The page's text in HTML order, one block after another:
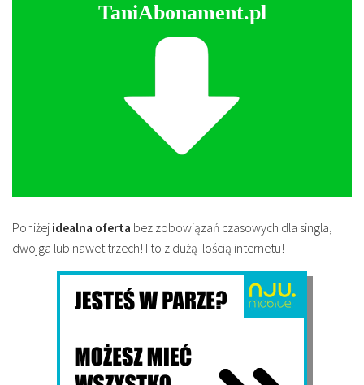
TaniAbonament.pl
Poniżej idealna oferta bez zobowiązań czasowych dla singla,
dwojga lub nawet trzech! I to z dużą ilością internetu!